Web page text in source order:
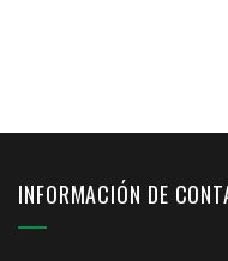
INFORMACIÓN DE